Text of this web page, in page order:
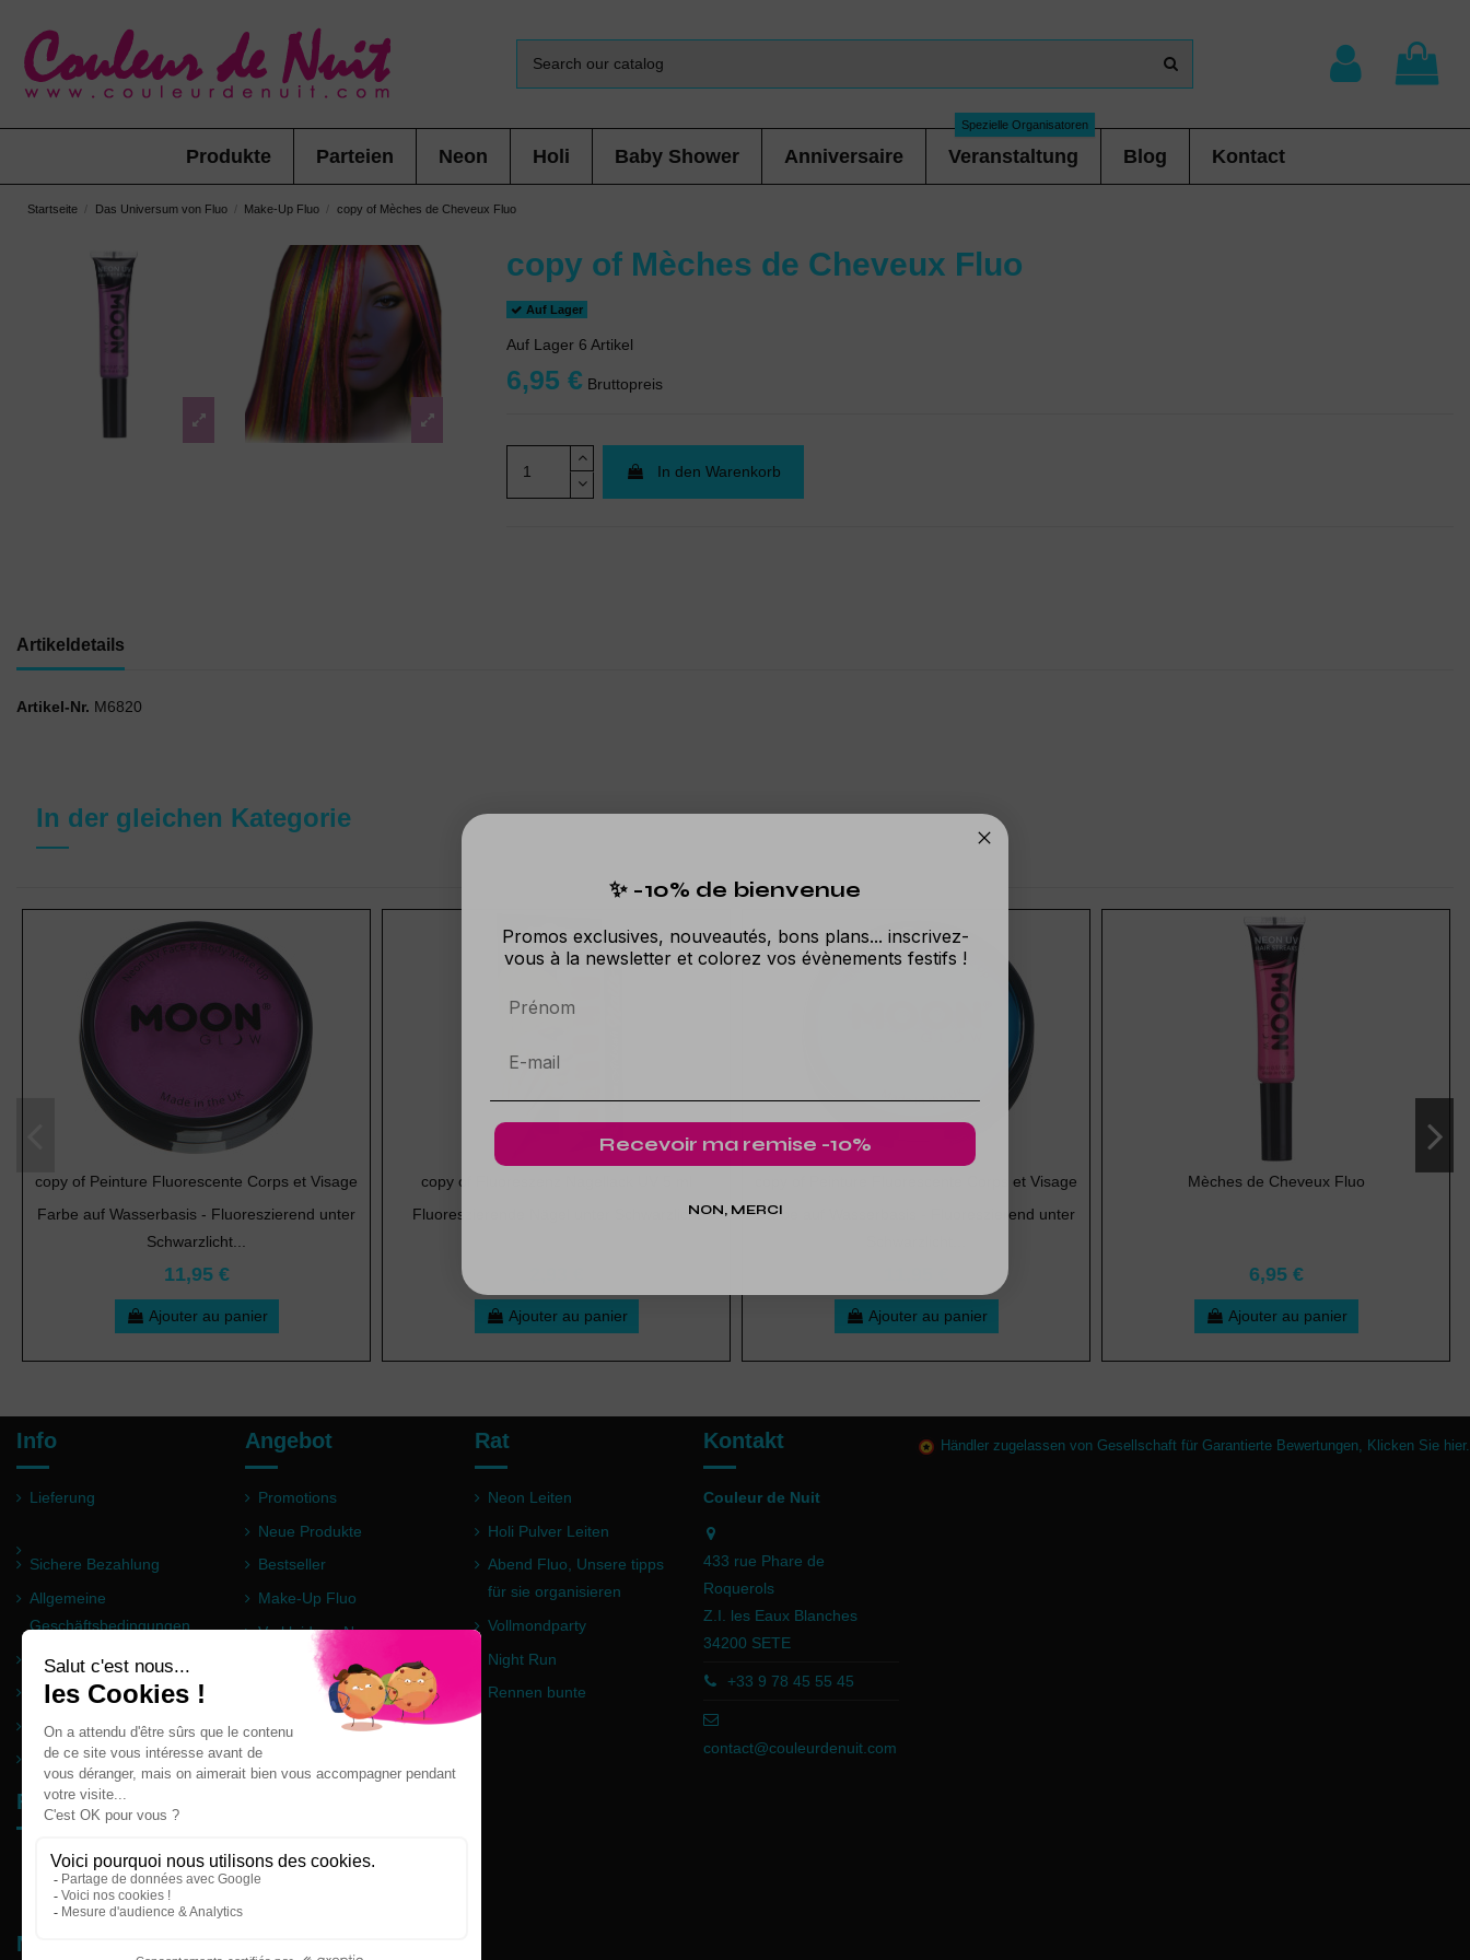
Produkte Parteien Neon Holi Baby Shower Anniversaire Veranstaltung
Spezielle Organisatoren
Blog Kontact
Startseite Das Universum von Fluo Make-Up Fluo copy of Mèches de Cheveux Fluo
copy of Mèches de Cheveux Fluo
Auf Lager
Auf Lager 6 Artikel
6,95 € Bruttopreis
In den Warenkorb
Artikeldetails
Artikel-Nr. M6820
In der gleichen Kategorie
copy of Peinture Fluorescente Corps et Visage
Farbe auf Wasserbasis - Fluoreszierend unter
Schwarzlicht...
11,95 €
Ajouter au panier
copy of Fluoreszenz Nagellack UV 5 ml
Fluoreszierende Nägel unter Schwarzlicht
Ajouter au panier
copy of Peinture Fluorescente Corps et Visage
Farbe auf Wasserbasis - Fluoreszierend unter
Ajouter au panier
Mèches de Cheveux Fluo
6,95 €
Ajouter au panier
Info
Lieferung
Sichere Bezahlung
Allgemeine
Geschäftsbedingungen
Impressum
Häufig gestellte Fragen
Partner
Seitenverzeichnis
Angebot
Promotions
Neue Produkte
Bestseller
Make-Up Fluo
Verkleidung Neon
Pulver Holi
Rat
Neon Leiten
Holi Pulver Leiten
Abend Fluo, Unsere tipps
für sie organisieren
Vollmondparty
Night Run
Rennen bunte
Kontakt
Couleur de Nuit
433 rue Phare de
Roquerols
Z.I. les Eaux Blanches
34200 SETE
+33 9 78 45 55 45
contact@couleurdenuit.com
Händler zugelassen von Gesellschaft für Garantierte Bewertungen, Klicken Sie hier.
Follow us
Newsletter
✨ -10% de bienvenue
Promos exclusives, nouveautés, bons plans... inscrivez-
vous à la newsletter et colorez vos évènements festifs !
Prénom
Recevoir ma remise -10%
NON, MERCI